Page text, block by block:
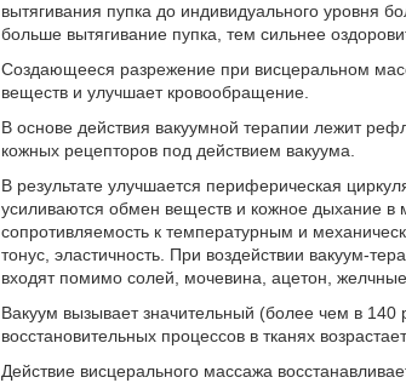
вытягивания пупка до индивидуального уровня
больше вытягивание пупка, тем сильнее
Создающееся разрежение при висцеральном
веществ и улучшает кровообращение.
В основе действия вакуумной терапии лежит
кожных рецепторов под действием вакуума.
В результате улучшается периферическая
усиливаются обмен веществ и кожное дыхание в
сопротивляемость к температурным и
тонус, эластичность. При воздействии вакуум-
входят помимо солей, мочевина, ацетон,
Вакуум вызывает значительный (более чем в
восстановительных процессов в тканях
Действие висцерального массажа